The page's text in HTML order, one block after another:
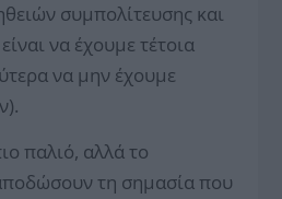
συμπολίτευσης και
να έχουμε τέτοια
να μην έχουμε
παλιό, αλλά το
τη σημασία που